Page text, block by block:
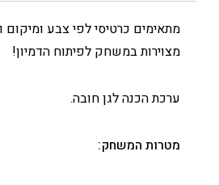
מתאימים כרטיסי לפי צבע ומיקום
מצוירות במשחק לפיתוח הדמיון!
ערכת הכנה לגן חובה.
מטרות המשחק: